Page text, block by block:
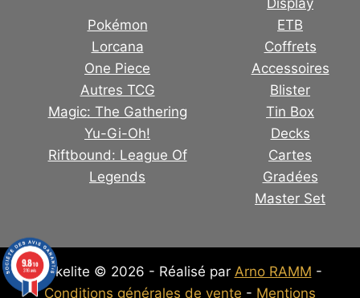
Pokémon
Lorcana
One Piece
Autres TCG
Magic: The Gathering
Yu-Gi-Oh!
Riftbound: League Of
Legends
Display
ETB
Coffrets
Accessoires
Blister
Tin Box
Decks
Cartes
Gradées
Master Set
Pokelite © 2026 - Réalisé par Arno RAMM -
Conditions générales de vente - Mentions
9.8/10
316 avis